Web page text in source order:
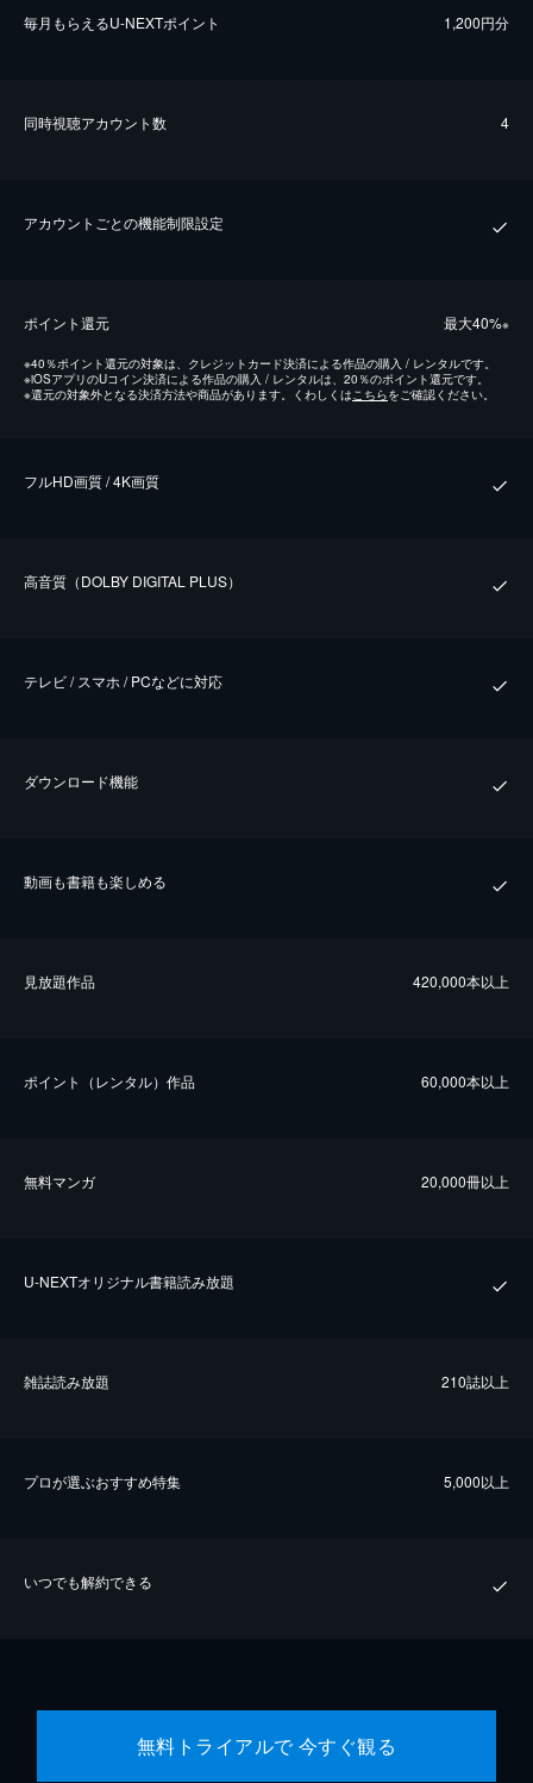
毎⽉もらえるU-NEXTポイント 1,200円分
同時視聴アカウント数 4
アカウントごとの機能制限設定
ポイント還元 最⼤40%※
※40％ポイント還元の対象は、クレジットカード決済による作品の購入 / レンタルです。
※iOSアプリのUコイン決済による作品の購入 / レンタルは、20％のポイント還元です。
※還元の対象外となる決済方法や商品があります。くわしくはこちらをご確認ください。
フルHD画質 / 4K画質
⾼⾳質（DOLBY DIGITAL PLUS）
テレビ / スマホ / PCなどに対応
ダウンロード機能
動画も書籍も楽しめる
⾒放題作品 420,000本以上
ポイント（レンタル）作品 60,000本以上
無料マンガ 20,000冊以上
U-NEXTオリジナル書籍読み放題
雑誌読み放題 210誌以上
プロが選ぶおすすめ特集 5,000以上
いつでも解約できる
無料トライアルで 今すぐ観る